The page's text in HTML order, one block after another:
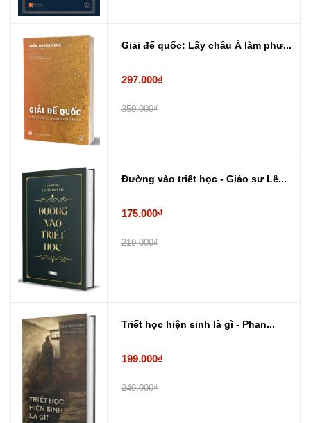
Giải đế quốc: Lấy châu Á làm phư...
297.000₫
350.000₫
Đường vào triết học - Giáo sư Lê...
175.000₫
219.000₫
Triết học hiện sinh là gì - Phan...
199.000₫
249.000₫